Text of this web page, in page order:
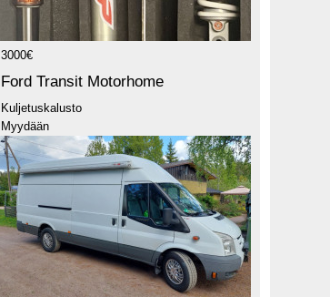
3000€
Ford Transit Motorhome
Kuljetuskalusto
Myydään